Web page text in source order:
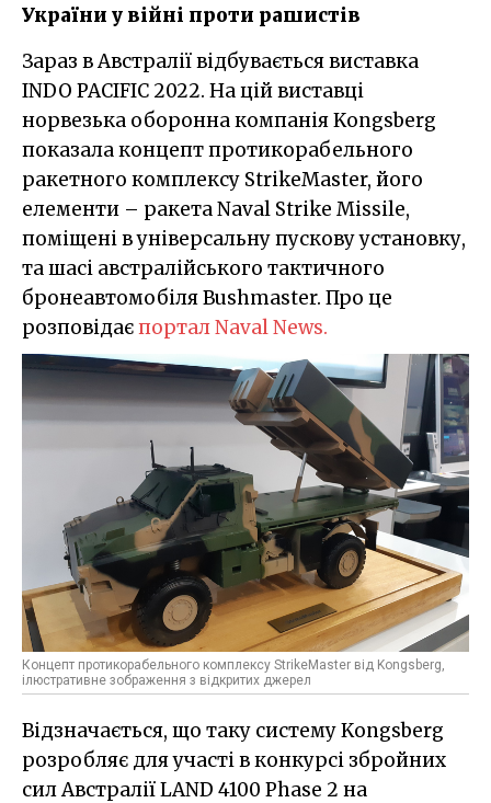
України у війні проти рашистів
Зараз в Австралії відбувається виставка
INDO PACIFIC 2022. На цій виставці
норвезька оборонна компанія Kongsberg
показала концепт протикорабельного
ракетного комплексу StrikeMaster, його
елементи – ракета Naval Strike Missile,
поміщені в універсальну пускову установку,
та шасі австралійського тактичного
бронеавтомобіля Bushmaster. Про це
розповідаєпортал Naval News.
Концепт протикорабельного комплексу StrikeMaster від Kongsberg,
ілюстративне зображення з відкритих джерел
Відзначається, що таку систему Kongsberg
розробляє для участі в конкурсі збройних
сил Австралії LAND 4100 Phase 2 на